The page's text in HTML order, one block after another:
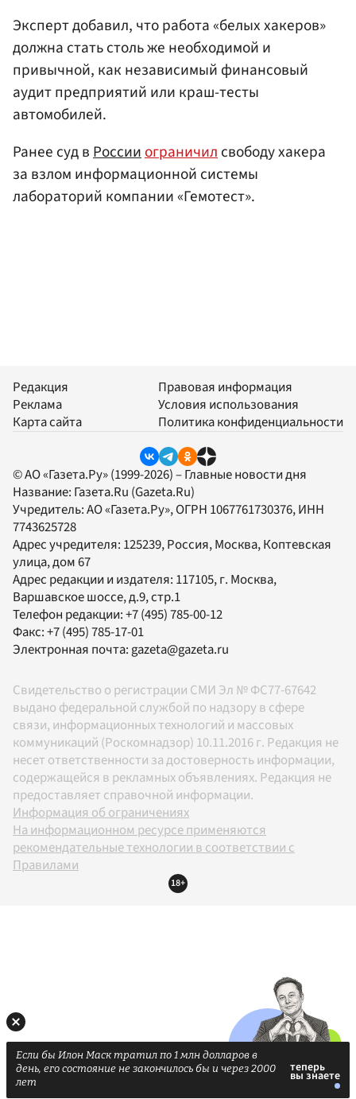
Эксперт добавил, что работа «белых хакеров»
должна стать столь же необходимой и
привычной, как независимый финансовый
аудит предприятий или краш-тесты
автомобилей.
Ранее суд вРоссииограничилсвободу хакера
за взлом информационной системы
лабораторий компании «Гемотест».
Редакция
Реклама
Карта сайта
Правовая информация
Условия использования
Политика конфиденциальности
© АО «Газета.Ру» (1999-2026) – Главные новости дня
Название: Газета.Ru (Gazeta.Ru)
Учредитель:АО «Газета.Ру», ОГРН 1067761730376, ИНН
7743625728
Адрес учредителя: 125239, Россия, Москва, Коптевская
улица, дом 67
Адрес редакции и издателя: 117105, г. Москва,
Варшавское шоссе, д.9, стр.1
Телефон редакции:+7 (495) 785-00-12
Факс:+7 (495) 785-17-01
Электронная почта: gazeta@gazeta.ru
Свидетельство о регистрации СМИ Эл № ФС77-67642
выдано федеральной службой по надзору в сфере
связи, информационных технологий и массовых
коммуникаций (Роскомнадзор) 10.11.2016 г. Редакция не
несет ответственности за достоверность информации,
содержащейся в рекламных объявлениях. Редакция не
предоставляет справочной информации.
Информация об ограничениях
На информационном ресурсе применяются
рекомендательные технологии в соответствии с
Правилами
18+
Если бы Илон Маск тратил по 1 млн долларов в
день, его состояние не закончилось бы и через 2000
лет